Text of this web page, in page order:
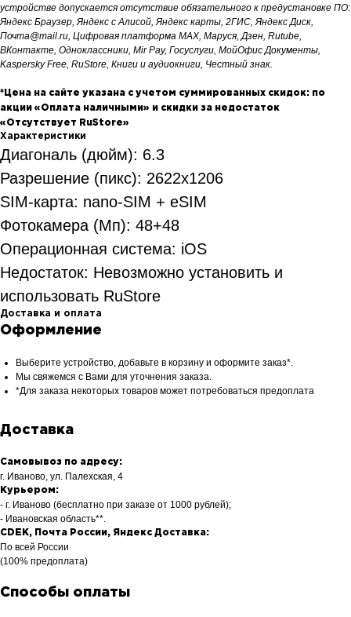
устройстве допускается отсутствие обязательного к предустановке ПО:
Яндекс Браузер, Яндекс с Алисой, Яндекс карты, 2ГИС, Яндекс Диск,
Почта@mail.ru, Цифровая платформа MAX, Маруся, Дзен, Rutube,
ВКонтакте, Одноклассники, Mir Pay, Госуслуги, МойОфис Документы,
Kaspersky Free, RuStore, Книги и аудиокниги, Честный знак.
*Цена на сайте указана с учетом суммированных скидок: по
акции «Оплата наличными» и скидки за недостаток
«Отсутствует RuStore»
Характеристики
Диагональ (дюйм): 6.3
Разрешение (пикс): 2622x1206
SIM-карта: nano-SIM + eSIM
Фотокамера (Мп): 48+48
Операционная система: iOS
Недостаток: Невозможно установить и
использовать RuStore
Доставка и оплата
Оформление
Выберите устройство, добавьте в корзину и оформите заказ*.
Мы свяжемся с Вами для уточнения заказа.
*Для заказа некоторых товаров может потребоваться предоплата
Доставка
Самовывоз по адресу:
г. Иваново, ул. Палехская, 4
Курьером:
- г. Иваново (бесплатно при заказе от 1000 рублей);
- Ивановская область**.
CDEK, Почта России, Яндекс Доставка:
По всей России
(100% предоплата)
Способы оплаты